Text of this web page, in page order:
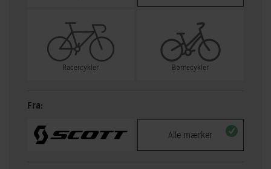
Racercykler Børnecykler
Fra:
Alle mærker